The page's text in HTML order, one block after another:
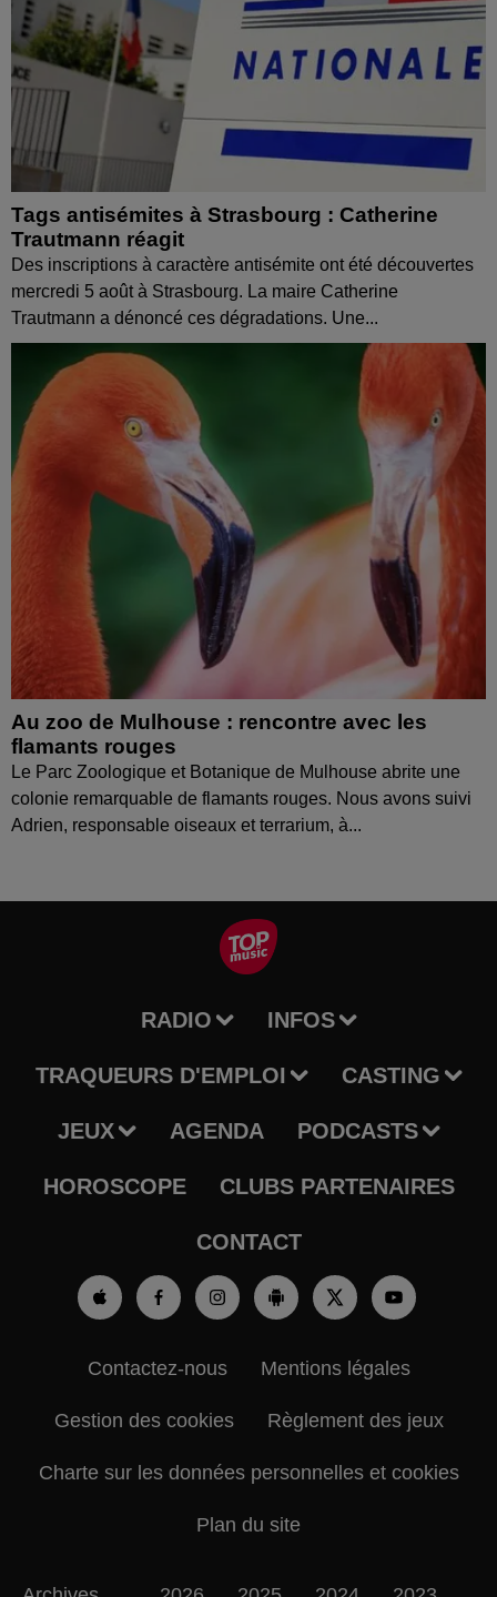
Tags antisémites à Strasbourg : Catherine
Trautmann réagit
Des inscriptions à caractère antisémite ont été découvertes
mercredi 5 août à Strasbourg. La maire Catherine
Trautmann a dénoncé ces dégradations. Une...
Au zoo de Mulhouse : rencontre avec les
flamants rouges
Le Parc Zoologique et Botanique de Mulhouse abrite une
colonie remarquable de flamants rouges. Nous avons suivi
Adrien, responsable oiseaux et terrarium, à...
RADIO INFOS
TRAQUEURS D'EMPLOI CASTING
JEUX AGENDA PODCASTS
HOROSCOPE CLUBS PARTENAIRES
CONTACT
Contactez-nous Mentions légales
Gestion des cookies Règlement des jeux
Charte sur les données personnelles et cookies
Plan du site